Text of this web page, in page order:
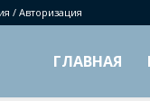
/ Авторизация
ГЛАВНАЯ